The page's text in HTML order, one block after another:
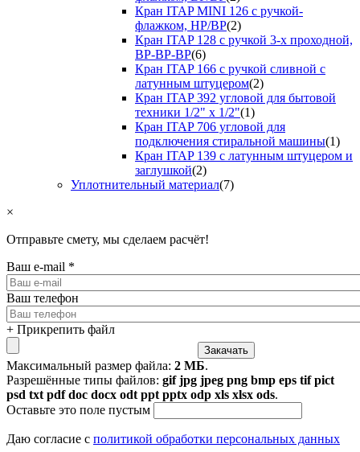
Кран ITAP MINI 126 с ручкой-
флажком, НР/ВР(2)
Кран ITAP 128 с ручкой 3-х проходной,
ВР-ВР-ВР(6)
Кран ITAP 166 с ручкой сливной с
латунным штуцером(2)
Кран ITAP 392 угловой для бытовой
техники 1/2" х 1/2"(1)
Кран ITAP 706 угловой для
подключения стиральной машины(1)
Кран ITAP 139 с латунным штуцером и
заглушкой(2)
Уплотнительный материал(7)
×
Отправьте смету, мы сделаем расчёт!
Ваш e-mail *
Ваш телефон
+ Прикрепить файл
Максимальный размер файла: 2 МБ.
Разрешённые типы файлов: gif jpg jpeg png bmp eps tif pict
psd txt pdf doc docx odt ppt pptx odp xls xlsx ods.
Оставьте это поле пустым
Даю согласие с политикой обработки персональных данных